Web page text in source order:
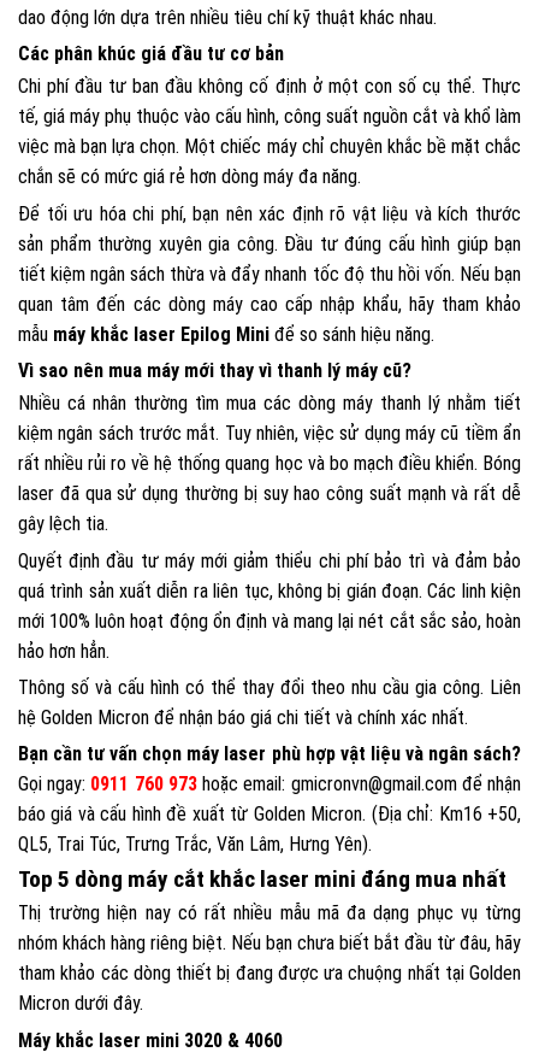
dao động lớn dựa trên nhiều tiêu chí kỹ thuật khác nhau.
Các phân khúc giá đầu tư cơ bản
Chi phí đầu tư ban đầu không cố định ở một con số cụ thể. Thực
tế, giá máy phụ thuộc vào cấu hình, công suất nguồn cắt và khổ làm
việc mà bạn lựa chọn. Một chiếc máy chỉ chuyên khắc bề mặt chắc
chắn sẽ có mức giá rẻ hơn dòng máy đa năng.
Để tối ưu hóa chi phí, bạn nên xác định rõ vật liệu và kích thước
sản phẩm thường xuyên gia công. Đầu tư đúng cấu hình giúp bạn
tiết kiệm ngân sách thừa và đẩy nhanh tốc độ thu hồi vốn. Nếu bạn
quan tâm đến các dòng máy cao cấp nhập khẩu, hãy tham khảo
mẫu máy khắc laser Epilog Mini để so sánh hiệu năng.
Vì sao nên mua máy mới thay vì thanh lý máy cũ?
Nhiều cá nhân thường tìm mua các dòng máy thanh lý nhằm tiết
kiệm ngân sách trước mắt. Tuy nhiên, việc sử dụng máy cũ tiềm ẩn
rất nhiều rủi ro về hệ thống quang học và bo mạch điều khiển. Bóng
laser đã qua sử dụng thường bị suy hao công suất mạnh và rất dễ
gây lệch tia.
Quyết định đầu tư máy mới giảm thiểu chi phí bảo trì và đảm bảo
quá trình sản xuất diễn ra liên tục, không bị gián đoạn. Các linh kiện
mới 100% luôn hoạt động ổn định và mang lại nét cắt sắc sảo, hoàn
hảo hơn hẳn.
Thông số và cấu hình có thể thay đổi theo nhu cầu gia công. Liên
hệ Golden Micron để nhận báo giá chi tiết và chính xác nhất.
Bạn cần tư vấn chọn máy laser phù hợp vật liệu và ngân sách?
Gọi ngay: 0911 760 973hoặc email: gmicronvn@gmail.com để nhận
báo giá và cấu hình đề xuất từ Golden Micron. (Địa chỉ: Km16 +50,
QL5, Trai Túc, Trưng Trắc, Văn Lâm, Hưng Yên).
Top 5 dòng máy cắt khắc laser mini đáng mua nhất
Thị trường hiện nay có rất nhiều mẫu mã đa dạng phục vụ từng
nhóm khách hàng riêng biệt. Nếu bạn chưa biết bắt đầu từ đâu, hãy
tham khảo các dòng thiết bị đang được ưa chuộng nhất tại Golden
Micron dưới đây.
Máy khắc laser mini 3020 & 4060